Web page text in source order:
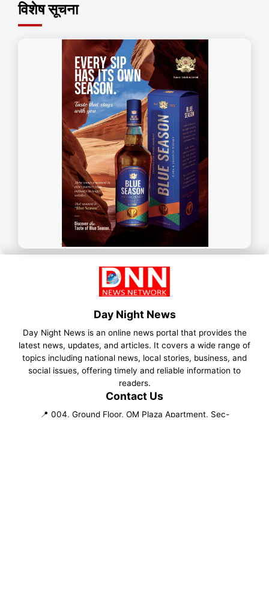
विशेष सूचना
Day Night News
Day Night News is an online news portal that provides the
latest news, updates, and articles. It covers a wide range of
topics including national news, local stories, business, and
social issues, offering timely and reliable information to
readers.
Contact Us
📍 004, Ground Floor, OM Plaza Apartment, Sec-